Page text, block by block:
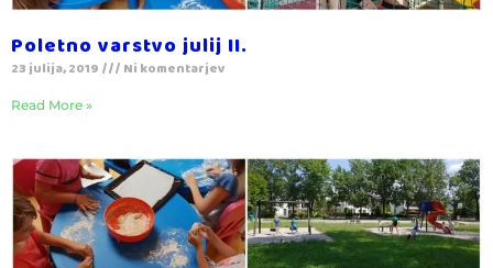
Poletno varstvo julij II.
23 julija, 2019 Ni komentarjev
Read More »